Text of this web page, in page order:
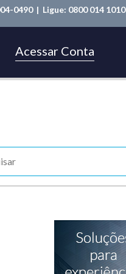
0490 | Ligue: 0800 014 1010
Acessar Conta